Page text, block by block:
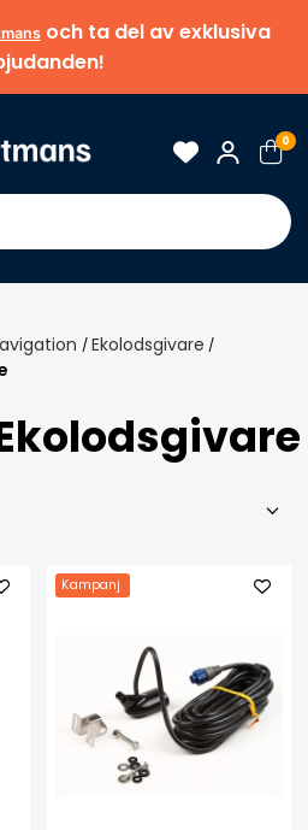
och ta del av exklusiva
0
Tips & guider
/ Ekolodsgivare /
Kampanj